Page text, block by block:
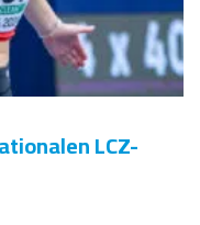
LCZ-